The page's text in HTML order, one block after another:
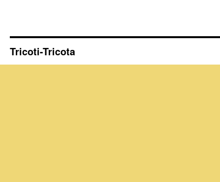
Tricoti-Tricota